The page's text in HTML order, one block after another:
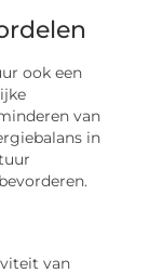
ook een
van
in
van